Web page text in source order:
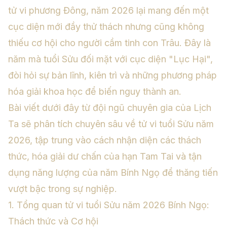
tử vi phương Đông, năm 2026 lại mang đến một
cục diện mới đầy thử thách nhưng cũng không
thiếu cơ hội cho người cầm tinh con Trâu. Đây là
năm mà tuổi Sửu đối mặt với cục diện "Lục Hại",
đòi hỏi sự bản lĩnh, kiên trì và những phương pháp
hóa giải khoa học để biến nguy thành an.
Bài viết dưới đây từ đội ngũ chuyên gia của Lịch
Ta sẽ phân tích chuyên sâu về tử vi tuổi Sửu năm
2026, tập trung vào cách nhận diện các thách
thức, hóa giải dư chấn của hạn Tam Tai và tận
dụng năng lượng của năm Bính Ngọ để thăng tiến
vượt bậc trong sự nghiệp.
1. Tổng quan tử vi tuổi Sửu năm 2026 Bính Ngọ:
Thách thức và Cơ hội